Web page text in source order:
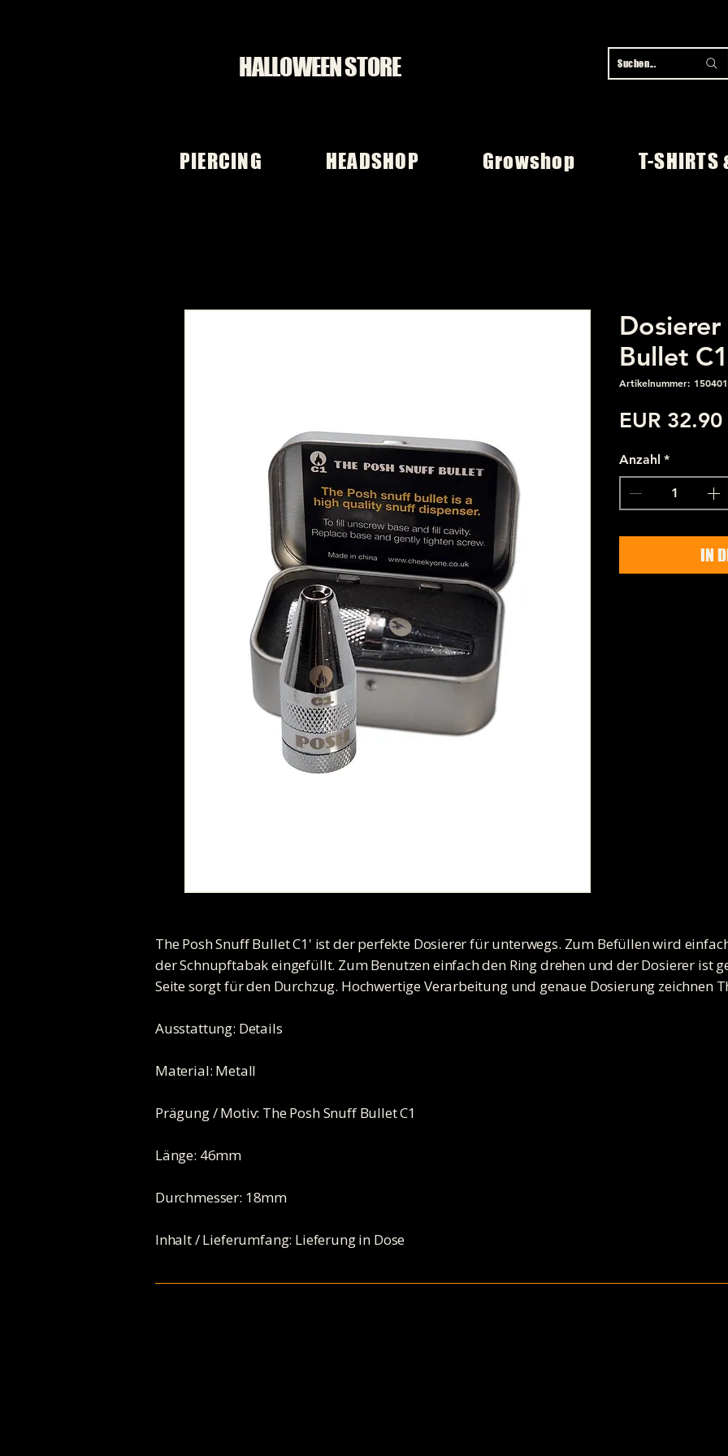
HALLOWEEN STORE Suchen...
PIERCING HEADSHOP Growshop T-SHIRTS
Dosierer
Bullet C1
Artikelnummer: 150401
EUR 32.90
Anzahl *
IN
The Posh Snuff Bullet C1' ist der perfekte Dosierer für unterwegs. Zum Befüllen wird
der Schnupftabak eingefüllt. Zum Benutzen einfach den Ring drehen und der Dosierer ist
Seite sorgt für den Durchzug. Hochwertige Verarbeitung und genaue Dosierung zeichnen
Ausstattung: Details
Material: Metall
Prägung / Motiv: The Posh Snuff Bullet C1
Länge: 46mm
Durchmesser: 18mm
Inhalt / Lieferumfang: Lieferung in Dose